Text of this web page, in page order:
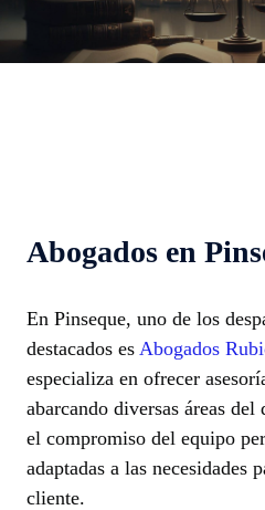
Abogados en
En Pinseque, uno de los
destacados es Abogados
especializa en ofrecer
abarcando diversas áreas
el compromiso del equipo
adaptadas a las necesidades
cliente.